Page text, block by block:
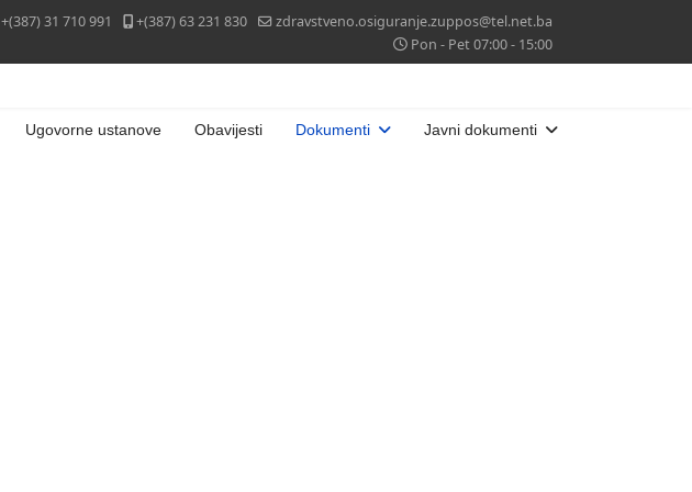
+(387) 31 710 991 +(387) 63 231 830
zdravstveno.osiguranje.zuppos@tel.net.ba
Pon - Pet 07:00 - 15:00
Ugovorne ustanove Obavijesti Dokumenti Javni dokumenti